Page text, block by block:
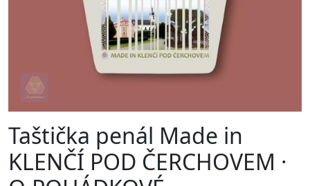
Taštička penál Made in
KLENČÍ POD ČERCHOVEM ·